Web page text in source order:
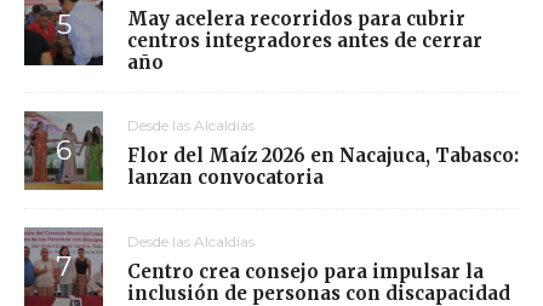
May acelera recorridos para cubrir
centros integradores antes de cerrar
año
Desde las Alcaldías
Flor del Maíz 2026 en Nacajuca, Tabasco:
lanzan convocatoria
Desde las Alcaldías
Centro crea consejo para impulsar la
inclusión de personas con discapacidad